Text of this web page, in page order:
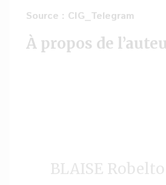
Source : CIG_Telegram
À propos de
BLAISE